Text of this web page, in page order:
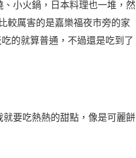
小火鍋，日本料理也一堆，然
較厲害的是嘉樂福夜市旁的家
的就算普通，不過還是吃到了
要吃熱熱的甜點，像是可麗餅